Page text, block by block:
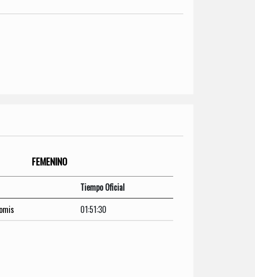
FEMENINO
Tiempo Oficial
01:51:30